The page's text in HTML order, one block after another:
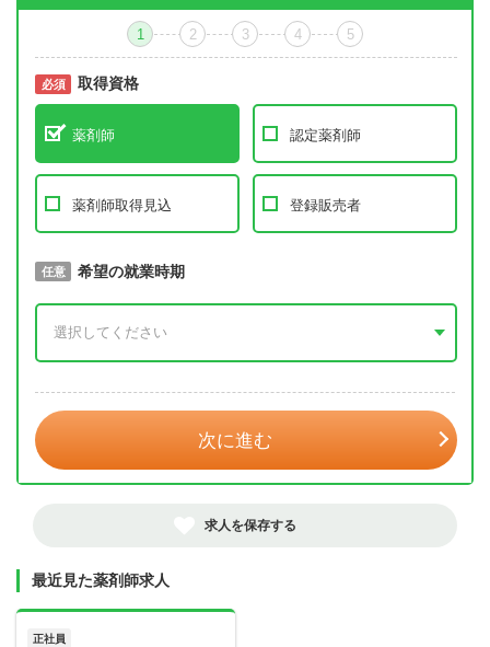
1 2 3 4 5
必須 取得資格
薬剤師 認定薬剤師
薬剤師取得見込 登録販売者
必須 取得予定年
任意 希望の就業時期
次に進む
求人を保存する
最近見た薬剤師求人
正社員